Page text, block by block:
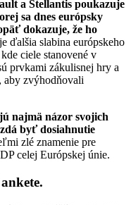
a Stellantis poukazuje
sa dnes európsky
dokazuje, že ho
ďalšia slabina európskeho
ciele stanovené v
prvkami zákulisnej hry a
aby zvýhodňovali
najmä názor svojich
byť dosiahnutie
zlé znamenie pre
celej Európskej únie.